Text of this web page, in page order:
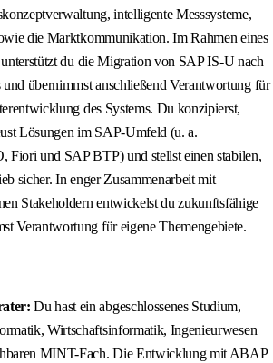
intelligente Messsysteme,
die Marktkommunikation. Im Rahmen eines
du die Migration von SAP IS-U nach
übernimmst anschließend Verantwortung für
des Systems. Du konzipierst,
Lösungen im SAP-Umfeld (u. a.
Fiori und SAP BTP) und stellst einen stabilen,
sicher. In enger Zusammenarbeit mit
Stakeholdern entwickelst du zukunftsfähige
Verantwortung für eigene Themengebiete.
Du hast ein abgeschlossenes Studium,
Wirtschaftsinformatik, Ingenieurwesen
MINT-Fach. Die Entwicklung mit ABAP